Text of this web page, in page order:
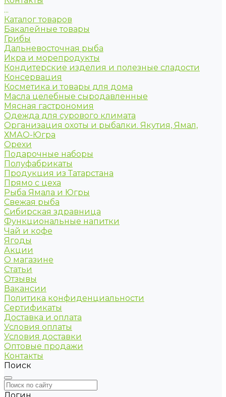
...
Каталог товаров
Бакалейные товары
Грибы
Дальневосточная рыба
Икра и морепродукты
Кондитерские изделия и полезные сладости
Консервация
Косметика и товары для дома
Масла целебные сыродавленные
Мясная гастрономия
Одежда для сурового климата
Организация охоты и рыбалки. Якутия, Ямал,
ХМАО-Югра
Орехи
Подарочные наборы
Полуфабрикаты
Продукция из Татарстана
Прямо с цеха
Рыба Ямала и Югры
Свежая рыба
Сибирская здравница
Функциональные напитки
Чай и кофе
Ягоды
Акции
О магазине
Статьи
Отзывы
Вакансии
Политика конфиденциальности
Сертификаты
Доставка и оплата
Условия оплаты
Условия доставки
Оптовые продажи
Контакты
Поиск